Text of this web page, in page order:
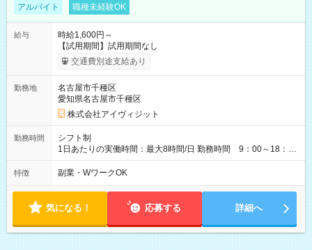
アルバイト 職種未経験OK
給与
時給1,600円～
【試用期間】試用期間なし
交通費別途支給あり
勤務地
名古屋市千種区
愛知県名古屋市千種区
株式会社アイヴィジット
勤務時間
シフト制
1日あたりの実働時間：最大8時間/日 勤務時間 9：00～18：
00(実働8h、休憩1h) 土日祝含む週3日～OK、シフト制 ※もちろ
ん週5日勤務もOK♪ 勤務期間：2026年8月12日～9月9日※リスト
特徴 副業・WワークOK
気になる！ 応募する 詳細へ